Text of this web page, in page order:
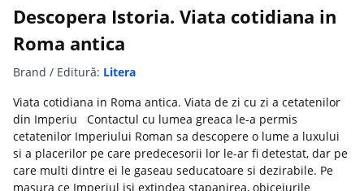
Descopera Istoria. Viata cotidiana in
Roma antica
Brand / Editură: Litera
Viata cotidiana in Roma antica. Viata de zi cu zi a cetatenilor
din Imperiu Contactul cu lumea greaca le-a permis
cetatenilor Imperiului Roman sa descopere o lume a luxului
si a placerilor pe care predecesorii lor le-ar fi detestat, dar pe
care multi dintre ei le gaseau seducatoare si dezirabile. Pe
masura ce Imperiul isi extindea stapanirea, obiceiurile